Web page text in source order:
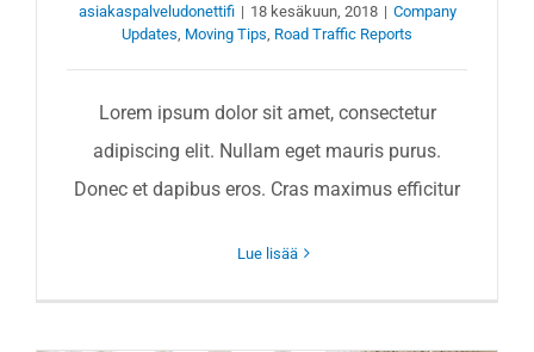
asiakaspalveludonettifi | 18 kesäkuun, 2018 | Company
Updates Moving Tips Road Traffic Reports
Lorem ipsum dolor sit amet, consectetur
adipiscing elit. Nullam eget mauris purus.
Donec et dapibus eros. Cras maximus efficitur
Lue lisää